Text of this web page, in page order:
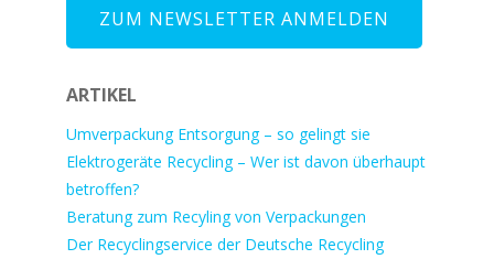
ZUM NEWSLETTER ANMELDEN
ARTIKEL
Umverpackung Entsorgung – so gelingt sie
Elektrogeräte Recycling – Wer ist davon überhaupt
betroffen?
Beratung zum Recyling von Verpackungen
Der Recyclingservice der Deutsche Recycling